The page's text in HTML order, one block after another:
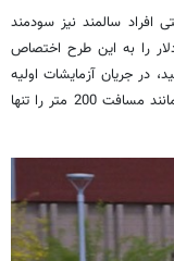
افراد سالمند نیز سودمند
بودجه ای در حدود 2.9 میلیون دلار را به این طرح اختصاص
در جریان آزمایشات اولیه
این تحقیق، سربازان توانستند با استفاده از پک جت مانند مسافت 200 متر را تنها